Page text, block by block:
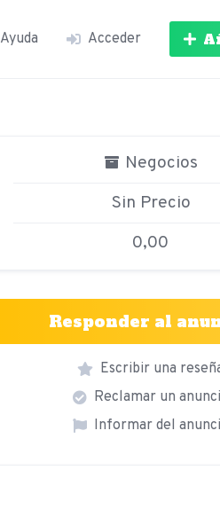
Ayuda Acceder
Negocios
Sin Precio
0,00
Responder al
Escribir una
Reclamar un
Informar del